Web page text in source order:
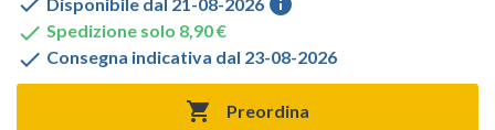
 Spedizione solo 8,90 €
 Consegna indicativa dal 23-08-2026
 Preordina